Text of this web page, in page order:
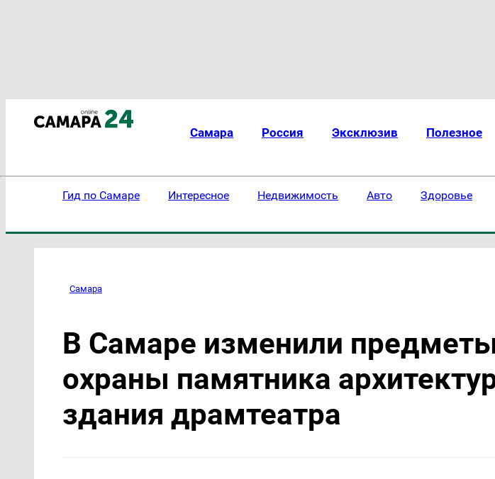
Самара Россия Эксклюзив Полезное
Гид по Самаре Интересное Недвижимость Авто Здоровье
Самара
В Самаре изменили
охраны памятника
здания драмтеатра